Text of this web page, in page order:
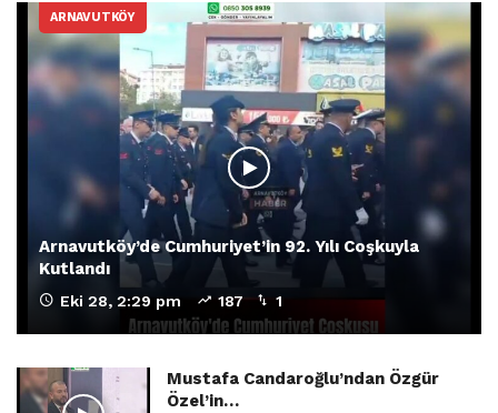
ARNAVUTKÖY
Arnavutköy’de Cumhuriyet’in 92. Yılı Coşkuyla
Kutlandı
Eki 28, 2:29 pm 187 1
Mustafa Candaroğlu’ndan Özgür
Özel’in…